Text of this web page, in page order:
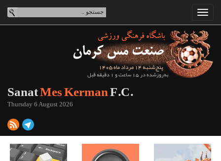
پنج‌شنبه 14 مرداد ماه 1405
به‌روزشده در 15 ساعت و 1 دقیقه قبل
SanatMes KermanF.C.
Thursday 6 August 2026